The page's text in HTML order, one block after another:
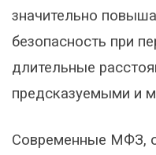
значительно
безопасность при
длительные
предсказуемыми и
Современные МФЗ,